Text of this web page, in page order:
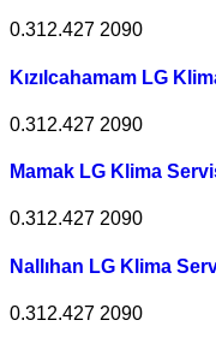
0.312.427 2090
Kızılcahamam LG
0.312.427 2090
Mamak LG Klima
0.312.427 2090
Nallıhan LG Klima
0.312.427 2090